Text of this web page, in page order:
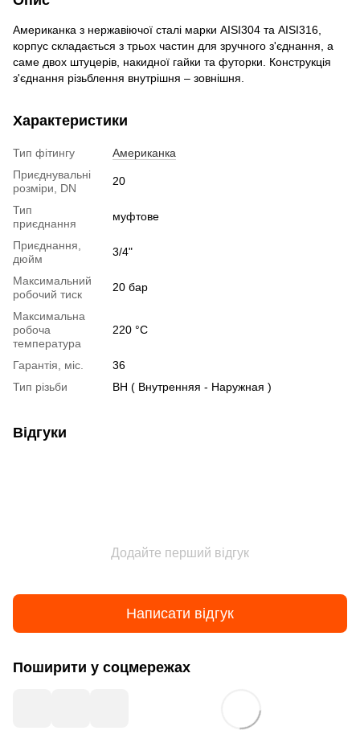
Американка з нержавіючої сталі марки AISI304 та AISI316,
корпус складається з трьох частин для зручного з'єднання, а
саме двох штуцерів, накидної гайки та футорки. Конструкція
з'єднання різьблення внутрішня – зовнішня.
Характеристики
Тип фітингу
Американка
Приєднувальні
розміри, DN
20
Тип
приєднання
муфтове
Приєднання,
дюйм
3/4"
Максимальний
робочий тиск
20 бар
Максимальна
робоча
температура
220 °С
Гарантія, міс.
36
Тип різьби
ВН ( Внутренняя - Наружная )
Відгуки
Додайте перший відгук
Написати відгук
Поширити у соцмережах